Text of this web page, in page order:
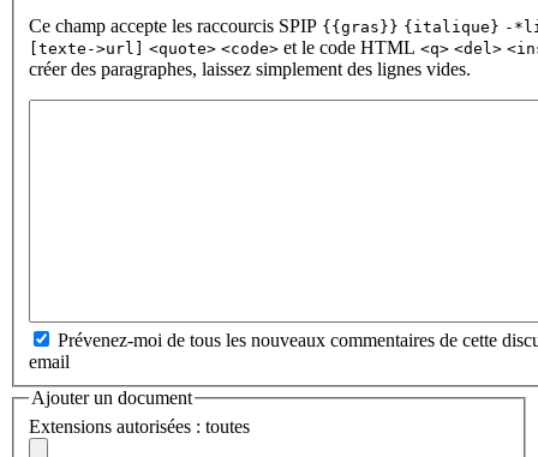
Ce champ accepte les raccourcis SPIP {{gras}} {italique} -
[texte->url]
<quote> <code> et le code HTML <q> <del>
créer des paragraphes, laissez simplement des lignes vides.
Prévenez-moi de tous les nouveaux commentaires de cette
email
Ajouter un document
Extensions autorisées : toutes